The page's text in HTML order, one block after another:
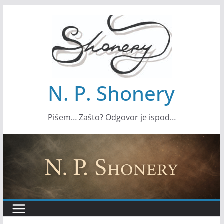
t
N. P. Shonery
Pišem… Zašto? Odgovor je ispod…